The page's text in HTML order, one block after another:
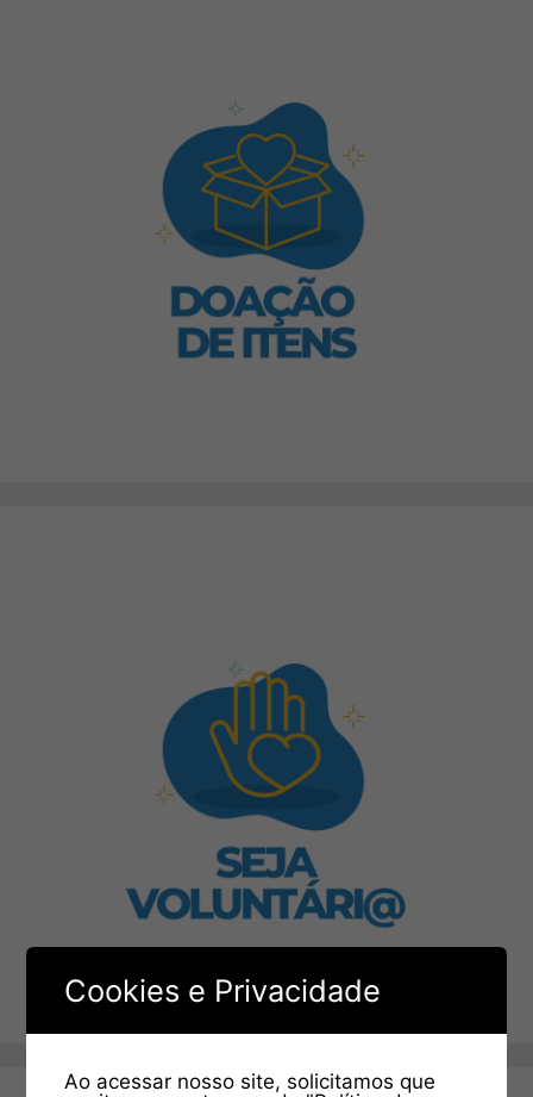
Cookies e Privacidade
Ao acessar nosso site, solicitamos que